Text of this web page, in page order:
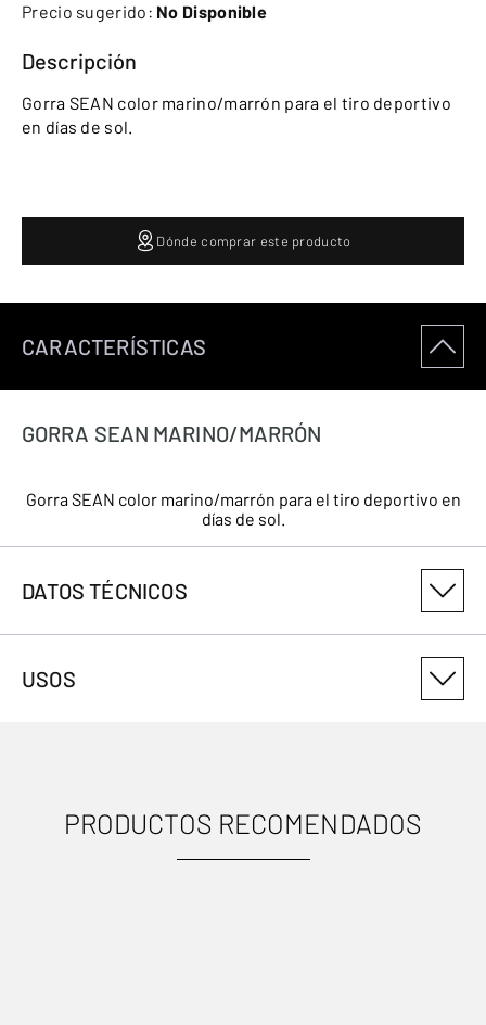
Precio sugerido: No Disponible
Descripción
Gorra SEAN color marino/marrón para el tiro deportivo
en días de sol.
Dónde comprar este producto
CARACTERÍSTICAS
GORRA SEAN MARINO/MARRÓN
Gorra SEAN color marino/marrón para el tiro deportivo en
días de sol.
DATOS TÉCNICOS
308088
USOS
USOS
PRODUCTOS RECOMENDADOS